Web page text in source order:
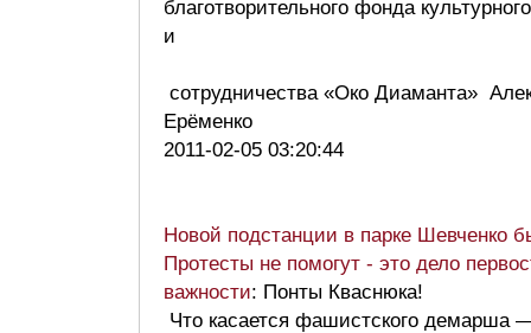
благотворительного фонда
и
сотрудничества «Око Диаманта»
Ерёменко
2011-02-05 03:20:44
Новой подстанции в парке Шевченко
Протесты не помогут - это дело
важности: Понты Кваснюка!
Что касается фашистского демарша